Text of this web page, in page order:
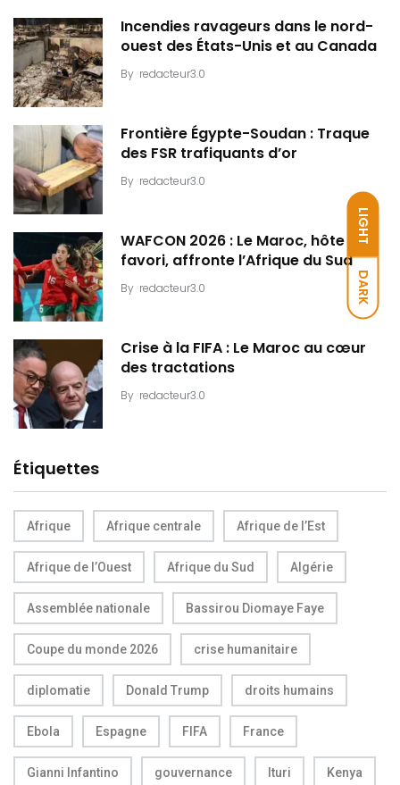
LIGHT
DARK
Incendies ravageurs dans le nord-
ouest des États-Unis et au Canada
By redacteur3.0
Frontière Égypte-Soudan : Traque
des FSR trafiquants d’or
By redacteur3.0
WAFCON 2026 : Le Maroc, hôte et
favori, affronte l’Afrique du Sud
By redacteur3.0
Crise à la FIFA : Le Maroc au cœur
des tractations
By redacteur3.0
Étiquettes
Afrique Afrique centrale Afrique de l’Est
Afrique de l’Ouest Afrique du Sud Algérie
Assemblée nationale Bassirou Diomaye Faye
Coupe du monde 2026 crise humanitaire
diplomatie Donald Trump droits humains
Ebola Espagne FIFA France
Gianni Infantino gouvernance Ituri Kenya